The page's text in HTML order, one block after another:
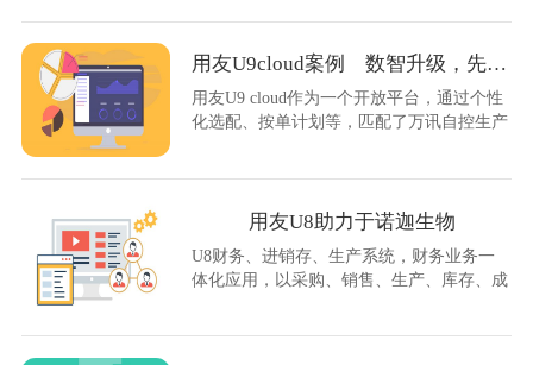
用友U9cloud案例 数智升级，先行者的故事
用友U9 cloud作为一个开放平台，通过个性
化选配、按单计划等，匹配了万讯自控生产
用友U8助力于诺迦生物
U8财务、进销存、生产系统，财务业务一
体化应用，以采购、销售、生产、库存、成